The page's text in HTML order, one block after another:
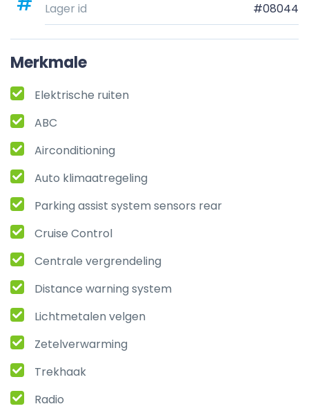
Lager id
#08044
Merkmale
Elektrische ruiten
ABC
Airconditioning
Auto klimaatregeling
Parking assist system sensors rear
Cruise Control
Centrale vergrendeling
Distance warning system
Lichtmetalen velgen
Zetelverwarming
Trekhaak
Radio